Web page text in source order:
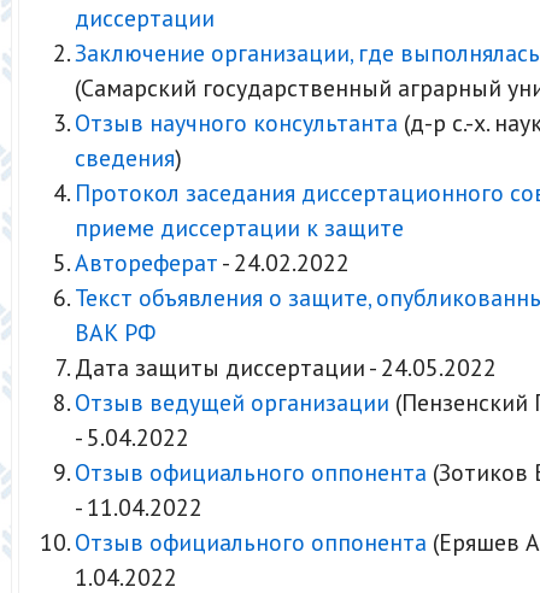
диссертации
Заключение организации, где
(Самарский государственный аграрный
Отзыв научного консультанта (д-р с.-х.
сведения)
Протокол заседания диссертационного
приеме диссертации к защите
Автореферат - 24.02.2022
Текст объявления о защите,
ВАК РФ
Дата защиты диссертации - 24.05.2022
Отзыв ведущей организации (Пензенский
- 5.04.2022
Отзыв официального оппонента (Зотиков
- 11.04.2022
Отзыв официального оппонента (Еряшев
1.04.2022